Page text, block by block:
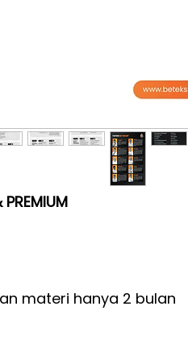
PREMIUM
materi hanya 2 bulan